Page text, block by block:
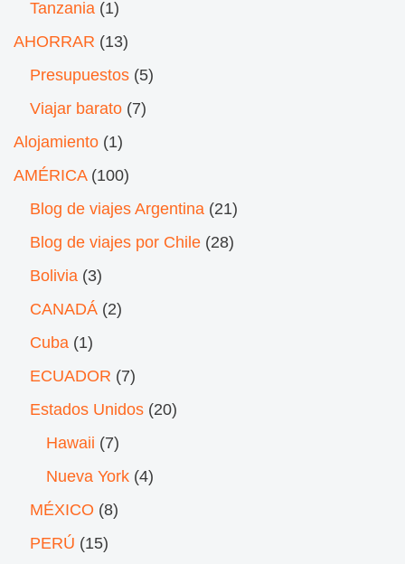
Tanzania (1)
AHORRAR (13)
Presupuestos (5)
Viajar barato (7)
Alojamiento (1)
AMÉRICA(100)
Blog de viajes Argentina (21)
Blog de viajes por Chile (28)
Bolivia (3)
CANADÁ (2)
Cuba (1)
ECUADOR (7)
Estados Unidos (20)
Hawaii (7)
Nueva York (4)
MÉXICO (8)
PERÚ (15)